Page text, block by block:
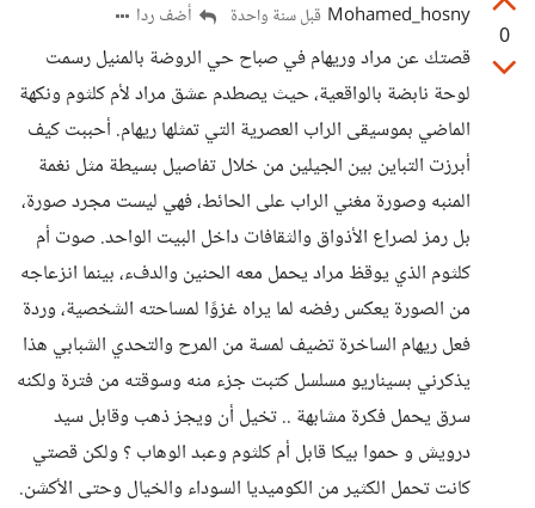
0
Mohamed_hosny قبل سنة واحدة أضف ردا
قصتك عن مراد وريهام في صباح حي الروضة بالمنيل رسمت
لوحة نابضة بالواقعية، حيث يصطدم عشق مراد لأم كلثوم ونكهة
الماضي بموسيقى الراب العصرية التي تمثلها ريهام. أحببت كيف
أبرزت التباين بين الجيلين من خلال تفاصيل بسيطة مثل نغمة
المنبه وصورة مغني الراب على الحائط، فهي ليست مجرد صورة،
بل رمز لصراع الأذواق والثقافات داخل البيت الواحد. صوت أم
كلثوم الذي يوقظ مراد يحمل معه الحنين والدفء، بينما انزعاجه
من الصورة يعكس رفضه لما يراه غزوًا لمساحته الشخصية، وردة
فعل ريهام الساخرة تضيف لمسة من المرح والتحدي الشبابي هذا
يذكرني بسيناريو مسلسل كتبت جزء منه وسوقته من فترة ولكنه
سرق يحمل فكرة مشابهة .. تخيل أن ويجز ذهب وقابل سيد
درويش و حموا بيكا قابل أم كلثوم وعبد الوهاب ؟ ولكن قصتي
كانت تحمل الكثير من الكوميديا السوداء والخيال وحتى الأكشن.